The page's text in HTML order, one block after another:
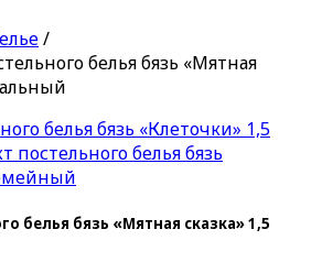
/
белья бязь «Мятная
белья бязь «Клеточки» 1,5
постельного белья бязь
белья бязь «Мятная сказка» 1,5